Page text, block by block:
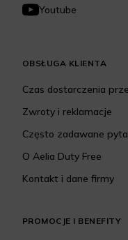
Youtube
OBSŁUGA KLIENTA
Czas dostarczenia
Zwroty i reklamacje
Często zadawane
O Aelia Duty Free
Kontakt i dane firmy
PROMOCJE I BENEFITY